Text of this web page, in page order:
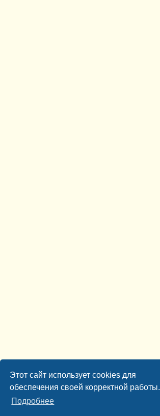
Этот сайт использует cookies для
обеспечения своей корректной работы.
Подробнее